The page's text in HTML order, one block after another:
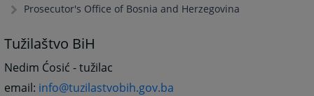
Prosecutor's Office of Bosnia and Herzegovina
Tužilaštvo BiH
Nedim Ćosić - tužilac
email: info@tuzilastvobih.gov.ba